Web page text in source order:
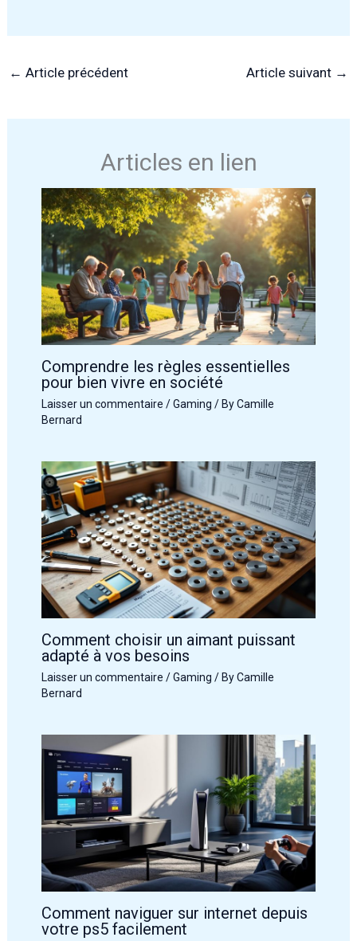
← Article précédent Article suivant →
Articles en lien
Comprendre les règles essentielles
pour bien vivre en société
Laisser un commentaire /Gaming / ByCamille
Bernard
Comment choisir un aimant puissant
adapté à vos besoins
Laisser un commentaire /Gaming / ByCamille
Bernard
Comment naviguer sur internet depuis
votre ps5 facilement